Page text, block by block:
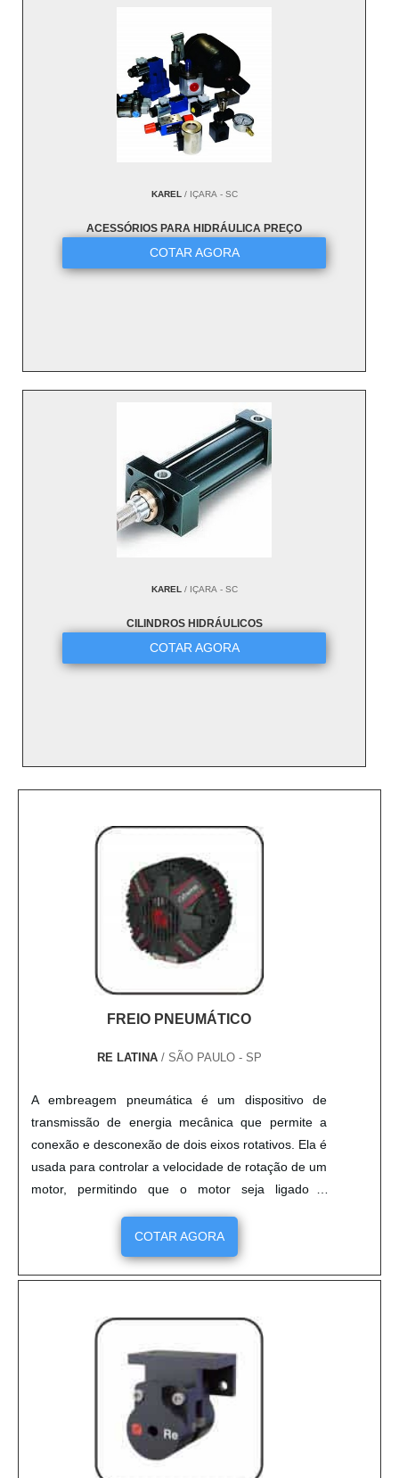
KAREL/ IÇARA - SC
ACESSÓRIOS PARA HIDRÁULICA PREÇO
COTAR AGORA
KAREL/ IÇARA - SC
CILINDROS HIDRÁULICOS
COTAR AGORA
FREIO PNEUMÁTICO
RE LATINA / SÃO PAULO - SP
A embreagem pneumática é um dispositivo de
transmissão de energia mecânica que permite a
conexão e desconexão de dois eixos rotativos. Ela é
usada para controlar a velocidade de rotação de um
motor, permitindo que o motor seja ligado e
desligado de forma suave e segura. A embreagem
pneumática é muito usada em equipamentos
industriais, como máquinas de corte, prensas,
transportadores, entre outros. Ela é mais eficiente
lubrificação e tem menor desgaste. Além disso, ela
COTAR AGORA